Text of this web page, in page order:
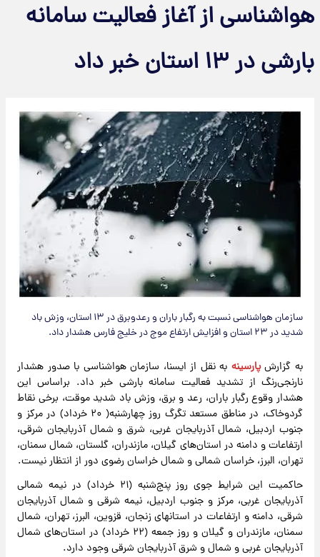
هواشناسی از آغاز فعالیت سامانه
بارشی در ۱۳ استان خبر داد
سازمان هواشناسی نسبت به رگبار باران و رعدوبرق در ۱۳ استان، وزش باد
شدید در ۲۳ استان و افزایش ارتفاع موج در خلیج فارس هشدار داد.
به گزارش پارسینه به نقل از ایسنا، سازمان هواشناسی با صدور هشدار
نارنجی‌رنگ از تشدید فعالیت سامانه بارشی خبر داد. براساس این
هشدار وقوع رگبار باران، رعد و برق، وزش باد شدید موقت، برخی نقاط
گردوخاک، در مناطق مستعد تگرگ روز چهارشنبه( ۲۰ خرداد) در مرکز و
جنوب اردبیل، شمال آذربایجان غربی، شرق و شمال آذربایجان شرقی،
ارتفاعات و دامنه در استان‌های گیلان، مازندران، گلستان، شمال سمنان،
تهران، البرز، خراسان شمالی و شمال خراسان رضوی دور از انتظار نیست.
حاکمیت این شرایط جوی روز پنج‌شنبه (۲۱ خرداد) در نیمه شمالی
آذربایجان غربی، مرکز و جنوب اردبیل، نیمه شرقی و شمال آذربایجان
شرقی، دامنه و ارتفاعات در استانهای زنجان، قزوین، البرز، تهران، شمال
سمنان، مازندران و گیلان و روز جمعه (۲۲ خرداد) در استان‌های شمال
آذربایجان غربی و شمال و شرق آذربایجان شرقی وجود دارد.